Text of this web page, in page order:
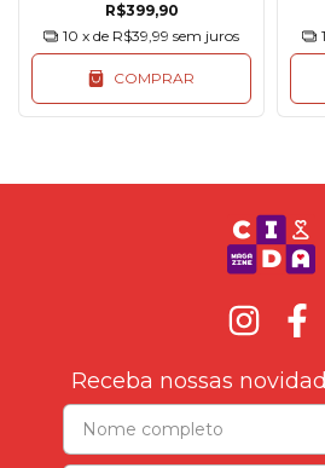
R$399,90
10 x de R$39,99 sem juros
COMPRAR
Receba nossas